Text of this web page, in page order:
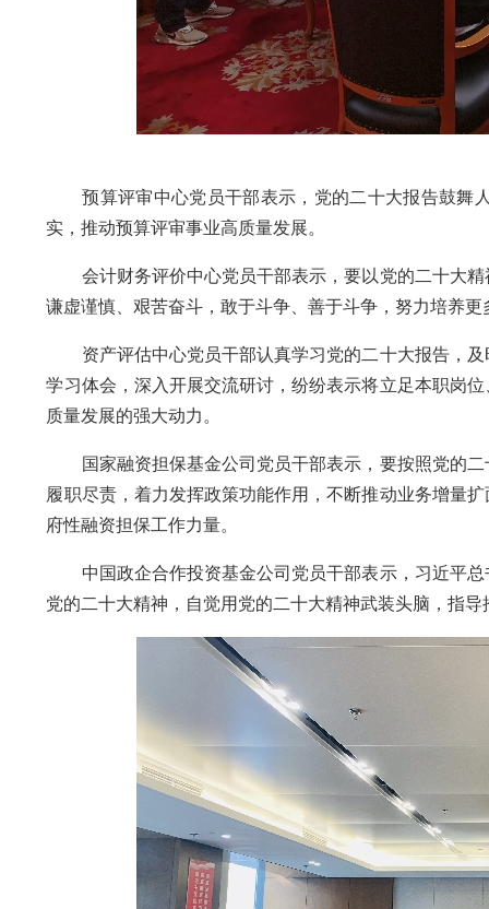
预算评审中心党员干部表示，党的二十大报告鼓舞
实，推动预算评审事业高质量发展。
会计财务评价中心党员干部表示，要以党的二十大精
谦虚谨慎、艰苦奋斗，敢于斗争、善于斗争，努力培养
资产评估中心党员干部认真学习党的二十大报告，及
学习体会，深入开展交流研讨，纷纷表示将立足本职岗
质量发展的强大动力。
国家融资担保基金公司党员干部表示，要按照党的二
履职尽责，着力发挥政策功能作用，不断推动业务增量
府性融资担保工作力量。
中国政企合作投资基金公司党员干部表示，习近平总
党的二十大精神，自觉用党的二十大精神武装头脑，指